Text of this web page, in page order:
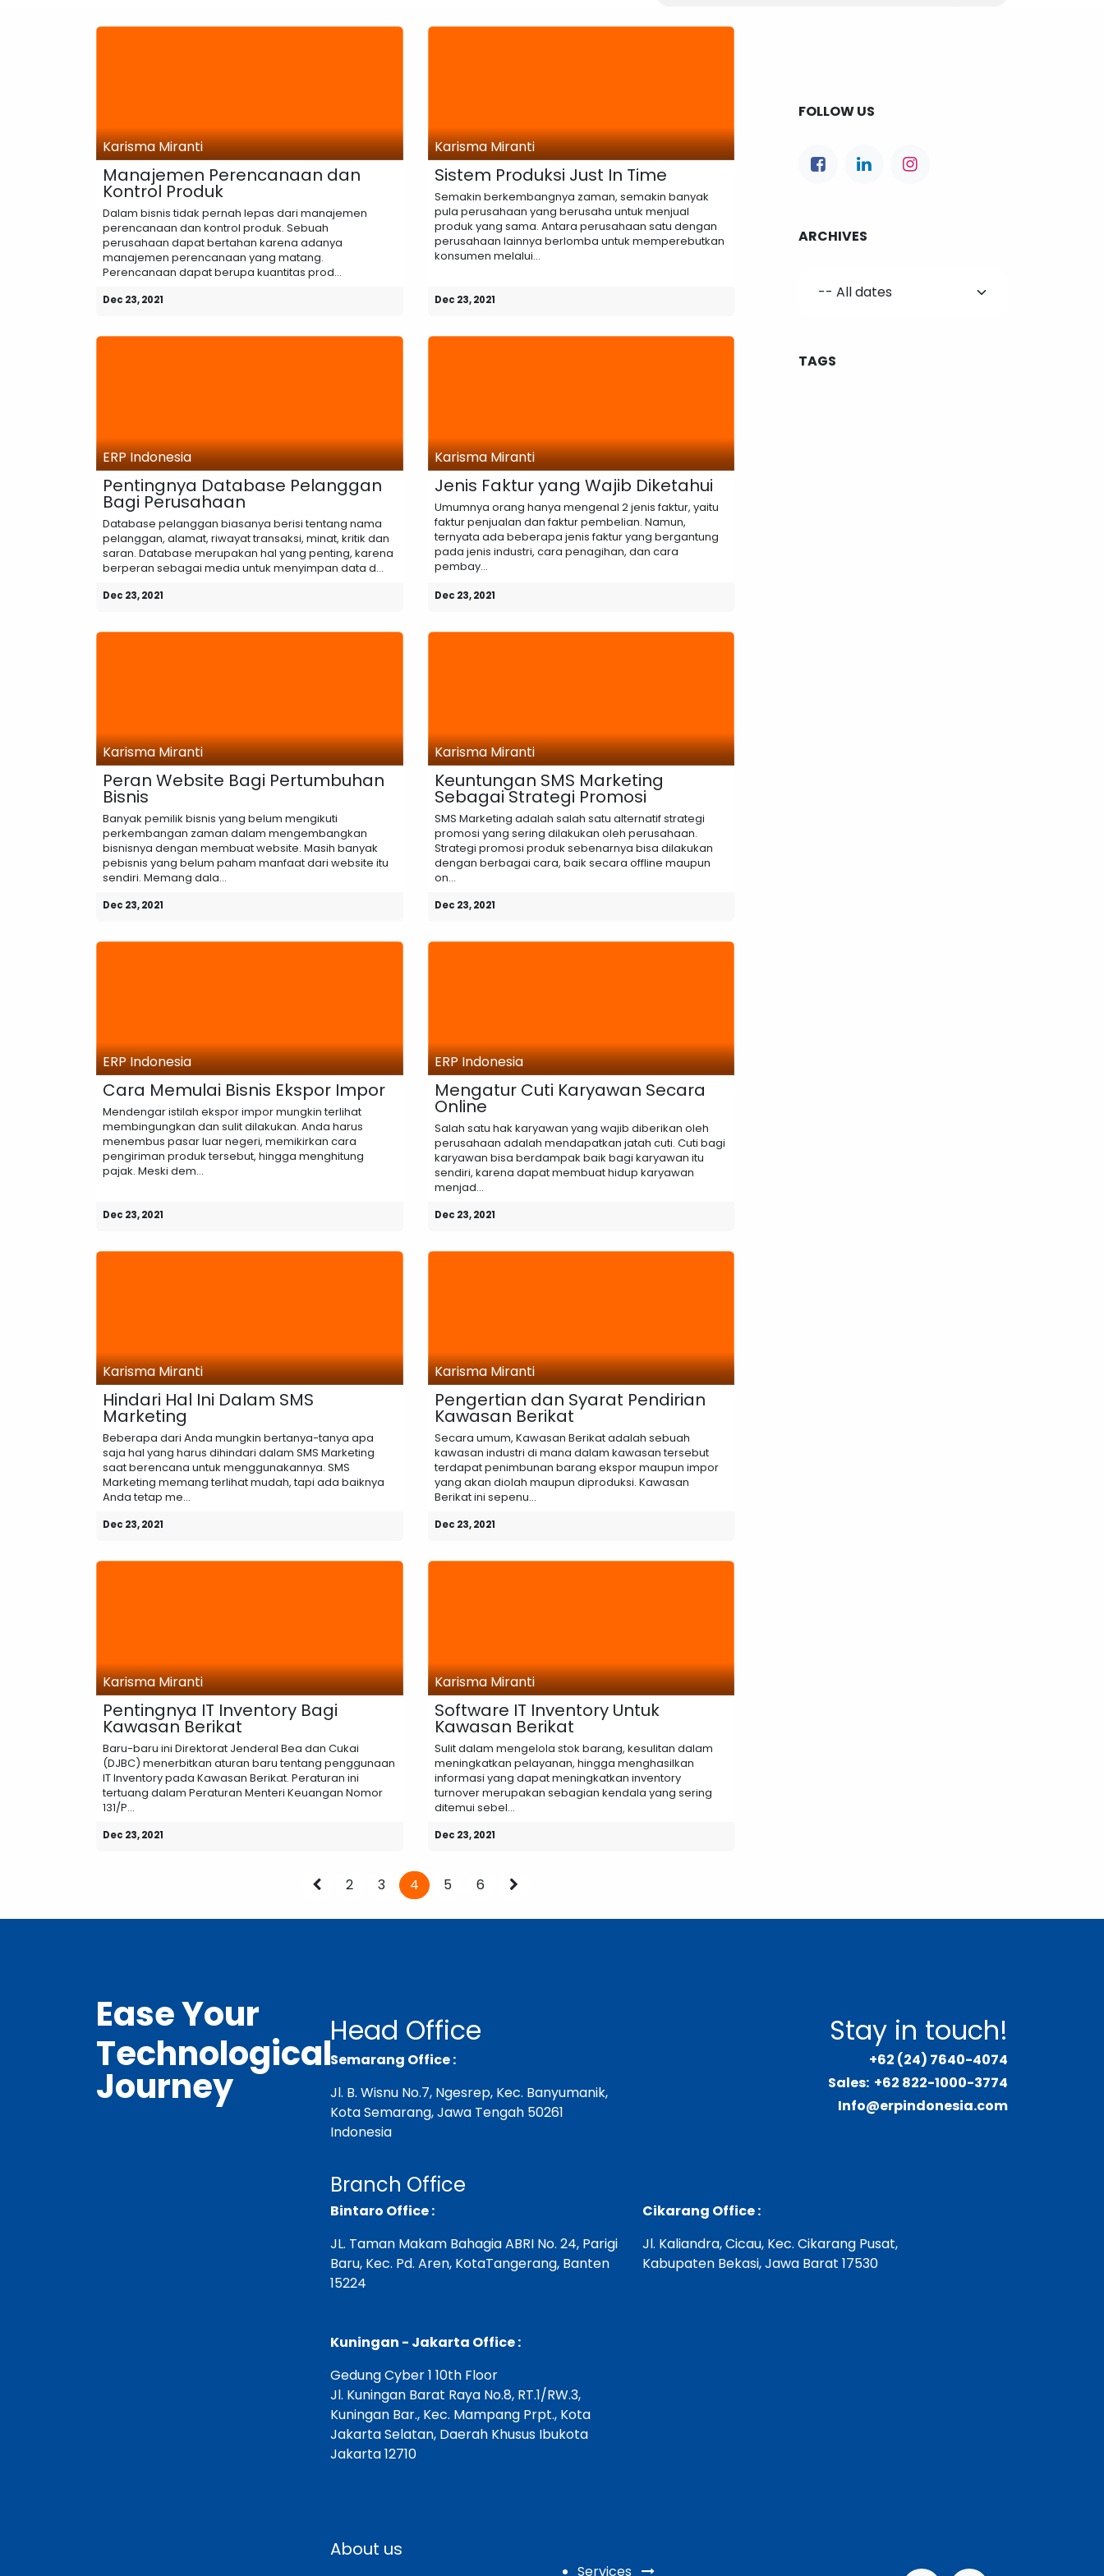
Karisma Miranti
Manajemen Perencanaan dan
Kontrol Produk
Dalam bisnis tidak pernah lepas dari manajemen
perencanaan dan kontrol produk. Sebuah
perusahaan dapat bertahan karena adanya
manajemen perencanaan yang matang.
Perencanaan dapat berupa kuantitas prod...
Dec 23, 2021
Karisma Miranti
Sistem Produksi Just In Time
Semakin berkembangnya zaman, semakin banyak
pula perusahaan yang berusaha untuk menjual
produk yang sama. Antara perusahaan satu dengan
perusahaan lainnya berlomba untuk memperebutkan
konsumen melalui...
Dec 23, 2021
ERP Indonesia
Pentingnya Database Pelanggan
Bagi Perusahaan
Database pelanggan biasanya berisi tentang nama
pelanggan, alamat, riwayat transaksi, minat, kritik dan
saran. Database merupakan hal yang penting, karena
berperan sebagai media untuk menyimpan data d...
Dec 23, 2021
Karisma Miranti
Jenis Faktur yang Wajib Diketahui
Umumnya orang hanya mengenal 2 jenis faktur, yaitu
faktur penjualan dan faktur pembelian. Namun,
ternyata ada beberapa jenis faktur yang bergantung
pada jenis industri, cara penagihan, dan cara
pembay...
Dec 23, 2021
Karisma Miranti
Peran Website Bagi Pertumbuhan
Bisnis
Banyak pemilik bisnis yang belum mengikuti
perkembangan zaman dalam mengembangkan
bisnisnya dengan membuat website. Masih banyak
pebisnis yang belum paham manfaat dari website itu
sendiri. Memang dala...
Dec 23, 2021
Karisma Miranti
Keuntungan SMS Marketing
Sebagai Strategi Promosi
SMS Marketing adalah salah satu alternatif strategi
promosi yang sering dilakukan oleh perusahaan.
Strategi promosi produk sebenarnya bisa dilakukan
dengan berbagai cara, baik secara offline maupun
on...
Dec 23, 2021
ERP Indonesia
Cara Memulai Bisnis Ekspor Impor
Mendengar istilah ekspor impor mungkin terlihat
membingungkan dan sulit dilakukan. Anda harus
menembus pasar luar negeri, memikirkan cara
pengiriman produk tersebut, hingga menghitung
pajak. Meski dem...
Dec 23, 2021
ERP Indonesia
Mengatur Cuti Karyawan Secara
Online
Salah satu hak karyawan yang wajib diberikan oleh
perusahaan adalah mendapatkan jatah cuti. Cuti bagi
karyawan bisa berdampak baik bagi karyawan itu
sendiri, karena dapat membuat hidup karyawan
menjad...
Dec 23, 2021
Karisma Miranti
Hindari Hal Ini Dalam SMS
Marketing
Beberapa dari Anda mungkin bertanya-tanya apa
saja hal yang harus dihindari dalam SMS Marketing
saat berencana untuk menggunakannya. SMS
Marketing memang terlihat mudah, tapi ada baiknya
Anda tetap me...
Dec 23, 2021
Karisma Miranti
Pengertian dan Syarat Pendirian
Kawasan Berikat
Secara umum, Kawasan Berikat adalah sebuah
kawasan industri di mana dalam kawasan tersebut
terdapat penimbunan barang ekspor maupun impor
yang akan diolah maupun diproduksi. Kawasan
Berikat ini sepenu...
Dec 23, 2021
Karisma Miranti
Pentingnya IT Inventory Bagi
Kawasan Berikat
Baru-baru ini Direktorat Jenderal Bea dan Cukai
(DJBC) menerbitkan aturan baru tentang penggunaan
IT Inventory pada Kawasan Berikat. Peraturan ini
tertuang dalam Peraturan Menteri Keuangan Nomor
131/P...
Dec 23, 2021
Karisma Miranti
Software IT Inventory Untuk
Kawasan Berikat
Sulit dalam mengelola stok barang, kesulitan dalam
meningkatkan pelayanan, hingga menghasilkan
informasi yang dapat meningkatkan inventory
turnover merupakan sebagian kendala yang sering
ditemui sebel...
Dec 23, 2021
2 3 4 5 6
FOLLOW US
ARCHIVES
TAGS
Ease Your
Technological
Journey
Head Office
Semarang Office :
Jl. B. Wisnu No.7, Ngesrep, Kec. Banyumanik,
Kota Semarang, Jawa Tengah 50261
Indonesia
Stay in touch!
+62 (24) 7640-4074
Sales: +62 822-1000-3774
Info@erpindonesia.com
Branch Office
Bintaro Office :
JL. Taman Makam Bahagia ABRI No. 24, Parigi
Baru, Kec. Pd. Aren, KotaTangerang, Banten
15224
Cikarang Office :
Jl. Kaliandra, Cicau, Kec. Cikarang Pusat,
Kabupaten Bekasi, Jawa Barat 17530
Kuningan - Jakarta Office :
Gedung Cyber 1 10th Floor
Jl. Kuningan Barat Raya No.8, RT.1/RW.3,
Kuningan Bar., Kec. Mampang Prpt., Kota
Jakarta Selatan, Daerah Khusus Ibukota
Jakarta 12710
About us
Services